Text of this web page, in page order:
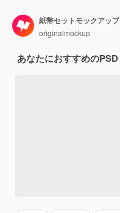
紙幣セットモックアップ
originalmockup
あなたにおすすめのPSD